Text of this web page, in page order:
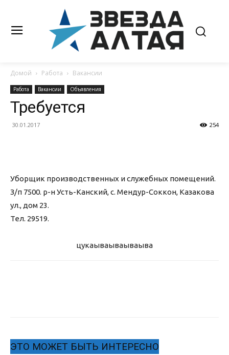
Домой Работа Вакансии
Работа Вакансии Объявления
Требуется
30.01.2017 254
Уборщик производственных и служебных помещений.
З/п 7500. р-н Усть-Канский, с. Мендур-Соккон, Казакова
ул., дом 23.
Тел. 29519.
цукаываываываыва
ЭТО МОЖЕТ БЫТЬ ИНТЕРЕСНО